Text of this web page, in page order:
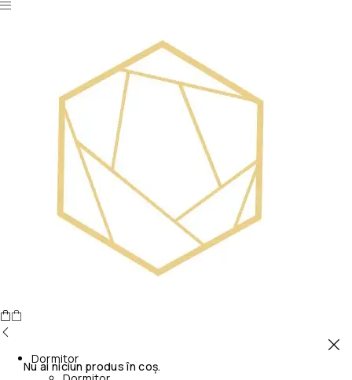
Nu ai niciun produs în coș.
Dormitor